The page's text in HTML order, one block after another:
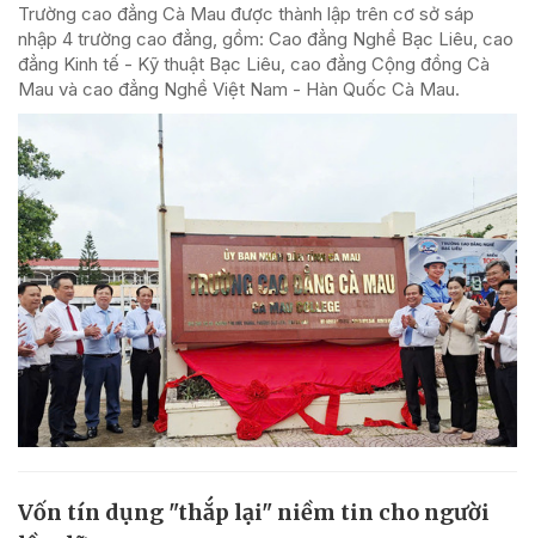
Trường cao đẳng Cà Mau được thành lập trên cơ sở sáp
nhập 4 trường cao đẳng, gồm: Cao đẳng Nghề Bạc Liêu, cao
đẳng Kinh tế - Kỹ thuật Bạc Liêu, cao đẳng Cộng đồng Cà
Mau và cao đẳng Nghề Việt Nam - Hàn Quốc Cà Mau.
Vốn tín dụng "thắp lại" niềm tin cho người